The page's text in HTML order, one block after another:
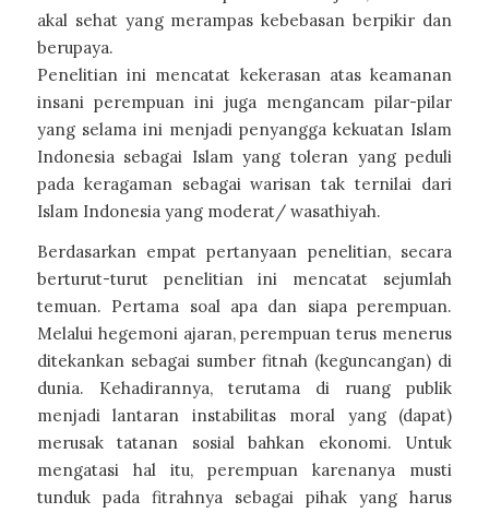
akal sehat yang merampas kebebasan berpikir dan
berupaya.
Penelitian ini mencatat kekerasan atas keamanan
insani perempuan ini juga mengancam pilar-pilar
yang selama ini menjadi penyangga kekuatan Islam
Indonesia sebagai Islam yang toleran yang peduli
pada keragaman sebagai warisan tak ternilai dari
Islam Indonesia yang moderat/ wasathiyah.
Berdasarkan empat pertanyaan penelitian, secara
berturut-turut penelitian ini mencatat sejumlah
temuan. Pertama soal apa dan siapa perempuan.
Melalui hegemoni ajaran, perempuan terus menerus
ditekankan sebagai sumber fitnah (keguncangan) di
dunia. Kehadirannya, terutama di ruang publik
menjadi lantaran instabilitas moral yang (dapat)
merusak tatanan sosial bahkan ekonomi. Untuk
mengatasi hal itu, perempuan karenanya musti
tunduk pada fitrahnya sebagai pihak yang harus